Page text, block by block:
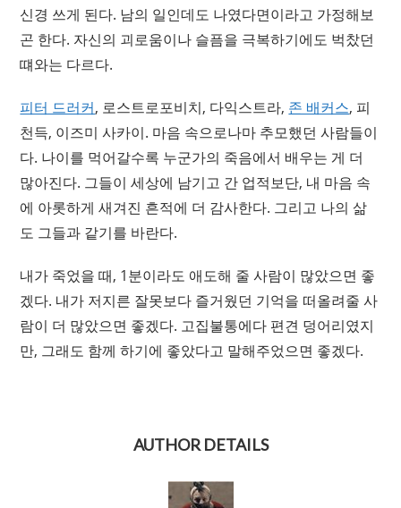
신경 쓰게 된다. 남의 일인데도 나였다면이라고 가정해보
곤 한다. 자신의 괴로움이나 슬픔을 극복하기에도 벅찼던
떄와는 다르다.
피터 드러커, 로스트로포비치, 다익스트라, 존 배커스, 피
천득, 이즈미 사카이. 마음 속으로나마 추모했던 사람들이
다. 나이를 먹어갈수록 누군가의 죽음에서 배우는 게 더
많아진다. 그들이 세상에 남기고 간 업적보단, 내 마음 속
에 아롯하게 새겨진 흔적에 더 감사한다. 그리고 나의 삶
도 그들과 같기를 바란다.
내가 죽었을 때, 1분이라도 애도해 줄 사람이 많았으면 좋
겠다. 내가 저지른 잘못보다 즐거웠던 기억을 떠올려줄 사
람이 더 많았으면 좋겠다. 고집불통에다 편견 덩어리였지
만, 그래도 함께 하기에 좋았다고 말해주었으면 좋겠다.
AUTHOR DETAILS